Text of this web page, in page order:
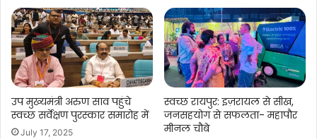
उप मुख्यमंत्री अरुण साव पहुंचे
स्वच्छ सर्वेक्षण पुरस्कार समारोह में
July 17, 2025
स्वच्छ रायपुर: इज़रायल से सीख,
जनसहयोग से सफलता- महापौर
मीनल चौबे